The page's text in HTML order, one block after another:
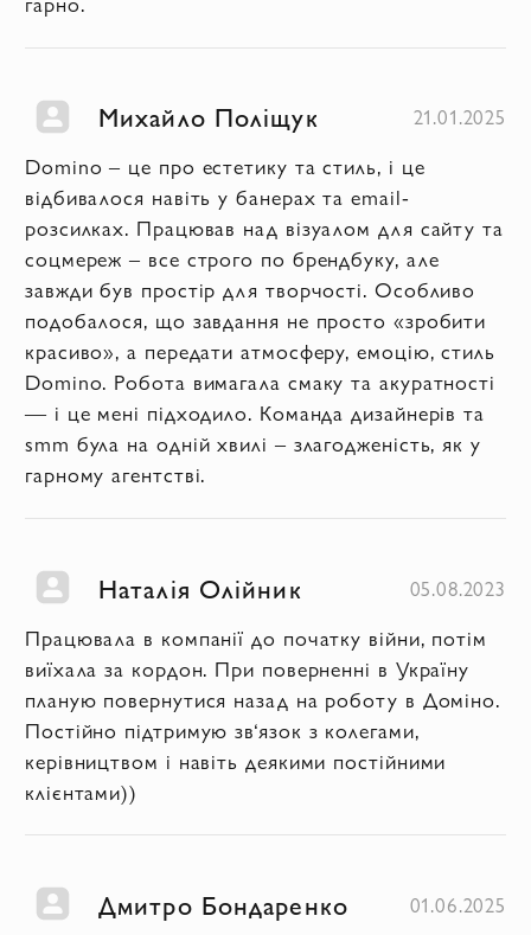
Михайло Поліщук 21.01.2025
Domino – це про естетику та стиль, і це
відбивалося навіть у банерах та email-
розсилках. Працював над візуалом для сайту та
соцмереж – все строго по брендбуку, але
завжди був простір для творчості. Особливо
подобалося, що завдання не просто «зробити
красиво», а передати атмосферу, емоцію, стиль
Domino. Робота вимагала смаку та акуратності
— і це мені підходило. Команда дизайнерів та
smm була на одній хвилі – злагодженість, як у
гарному агентстві.
Наталія Олійник 05.08.2023
Працювала в компанії до початку війни, потім
виїхала за кордон. При поверненні в Україну
планую повернутися назад на роботу в Доміно.
Постійно підтримую зв‘язок з колегами,
керівництвом і навіть деякими постійними
клієнтами))
Дмитро Бондаренко 01.06.2025